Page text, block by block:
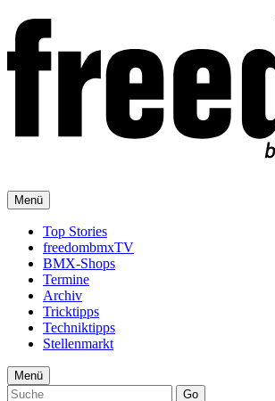
Menü
Top Stories
freedombmxTV
BMX-Shops
Termine
Archiv
Tricktipps
Techniktipps
Stellenmarkt
Menü
Go